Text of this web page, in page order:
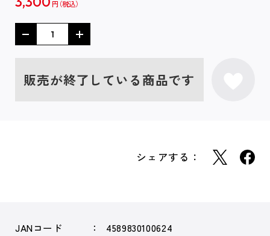
円
販売が終了している商品です
シェアする：
JANコード
4589830100624